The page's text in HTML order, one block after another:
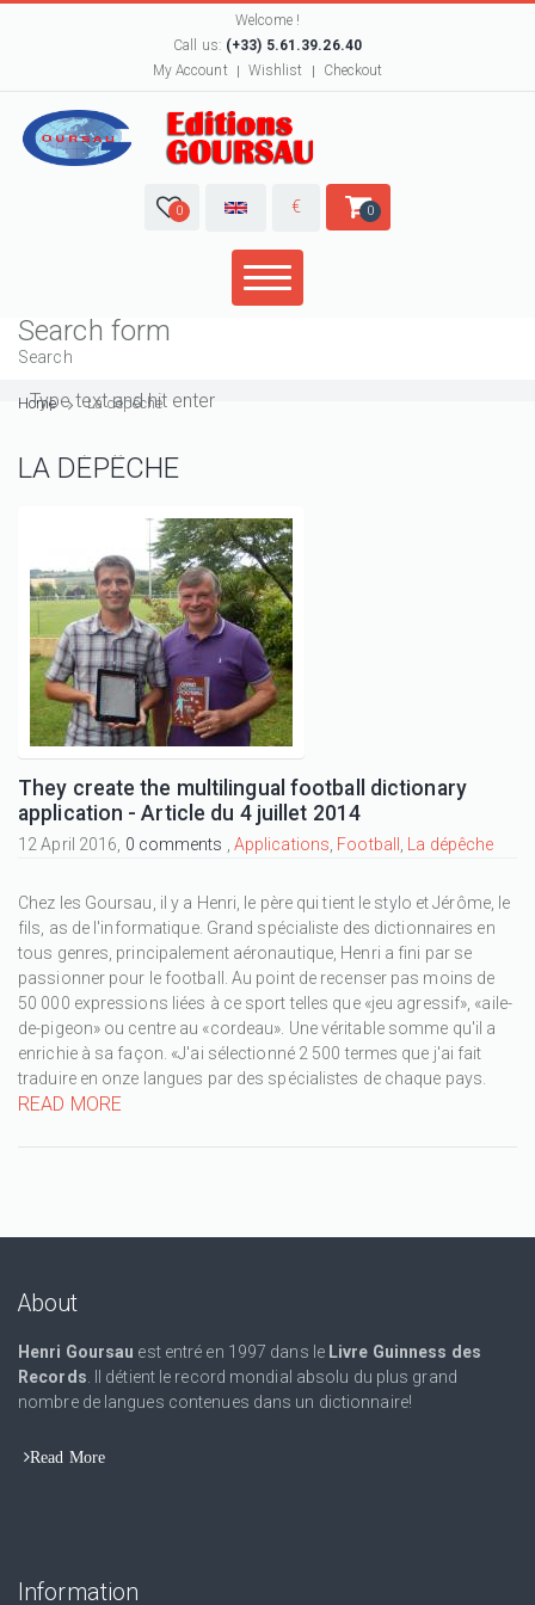
Welcome !
Call us: (+33) 5.61.39.26.40
My Account
Wishlist Checkout
0 € 0
Search form
Search
Home La dépêche
LA DÉPÊCHE
They create the multilingual football dictionary
application - Article du 4 juillet 2014
12 April 2016, 0 comments , Applications, Football , La dépêche
Chez les Goursau, il y a Henri, le père qui tient le stylo et Jérôme, le
fils, as de l'informatique. Grand spécialiste des dictionnaires en
tous genres, principalement aéronautique, Henri a fini par se
passionner pour le football. Au point de recenser pas moins de
50 000 expressions liées à ce sport telles que «jeu agressif», «aile-
de-pigeon» ou centre au «cordeau». Une véritable somme qu'il a
enrichie à sa façon. «J'ai sélectionné 2 500 termes que j'ai fait
traduire en onze langues par des spécialistes de chaque pays.
READ MORE
About
Henri Goursau est entré en 1997 dans le Livre Guinness des
Records. Il détient le record mondial absolu du plus grand
nombre de langues contenues dans un dictionnaire!
Read More
Information